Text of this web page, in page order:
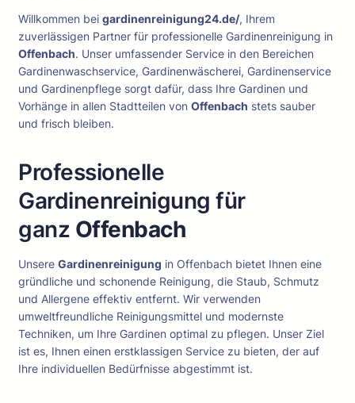
Willkommen bei gardinenreinigung24.de/, Ihrem
zuverlässigen Partner für professionelle Gardinenreinigung in
Offenbach. Unser umfassender Service in den Bereichen
Gardinenwaschservice, Gardinenwäscherei, Gardinenservice
und Gardinenpflege sorgt dafür, dass Ihre Gardinen und
Vorhänge in allen Stadtteilen von Offenbach stets sauber
und frisch bleiben.
Professionelle
Gardinenreinigung für
ganz Offenbach
Unsere Gardinenreinigung in Offenbach bietet Ihnen eine
gründliche und schonende Reinigung, die Staub, Schmutz
und Allergene effektiv entfernt. Wir verwenden
umweltfreundliche Reinigungsmittel und modernste
Techniken, um Ihre Gardinen optimal zu pflegen. Unser Ziel
ist es, Ihnen einen erstklassigen Service zu bieten, der auf
Ihre individuellen Bedürfnisse abgestimmt ist.